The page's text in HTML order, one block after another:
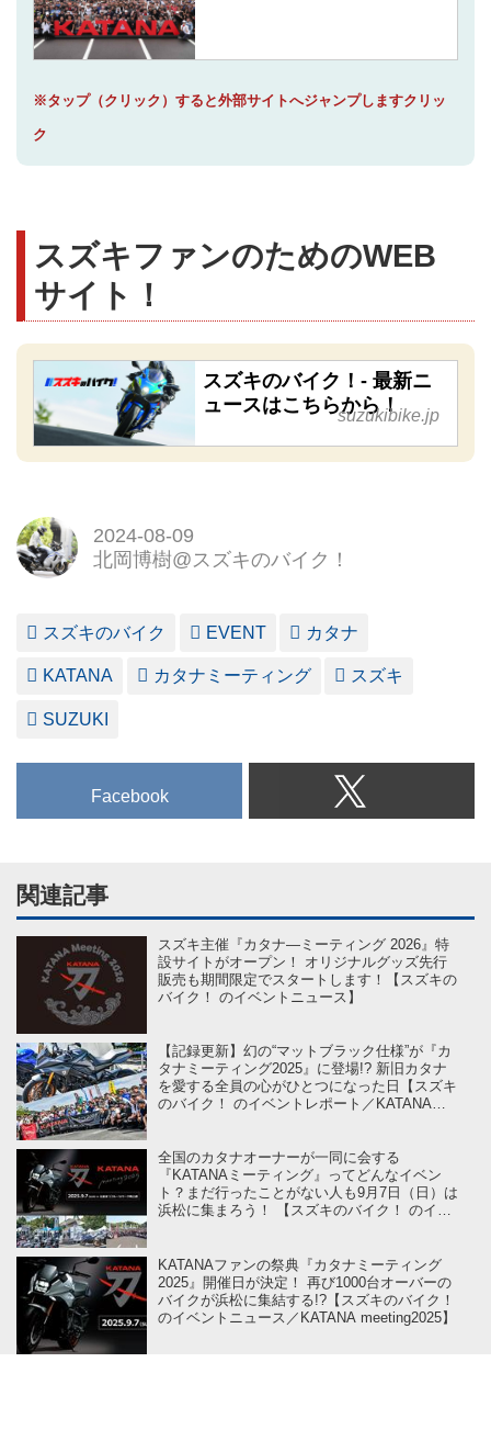
※タップ（クリック）すると外部サイトへジャンプしますクリッ
ク
スズキファンのためのWEB
サイト！
スズキのバイク！- 最新ニ
ュースはこちらから！
suzukibike.jp
2024-08-09
北岡博樹@スズキのバイク！
スズキのバイク EVENT カタナ
KATANA カタナミーティング スズキ
SUZUKI
Facebook
関連記事
スズキ主催『カタナ―ミーティング 2026』特
設サイトがオープン！ オリジナルグッズ先行
販売も期間限定でスタートします！【スズキの
バイク！ のイベントニュース】
【記録更新】幻の“マットブラック仕様”が『カ
タナミーティング2025』に登場!? 新旧カタナ
を愛する全員の心がひとつになった日【スズキ
のバイク！ のイベントレポート／KATANA
全国のカタナオーナーが一同に会する
『KATANAミーティング』ってどんなイベン
ト？まだ行ったことがない人も9月7日（日）は
浜松に集まろう！ 【スズキのバイク！ のイベ
KATANAファンの祭典『カタナミーティング
2025』開催日が決定！ 再び1000台オーバーの
バイクが浜松に集結する!?【スズキのバイク！
のイベントニュース／KATANA meeting2025】